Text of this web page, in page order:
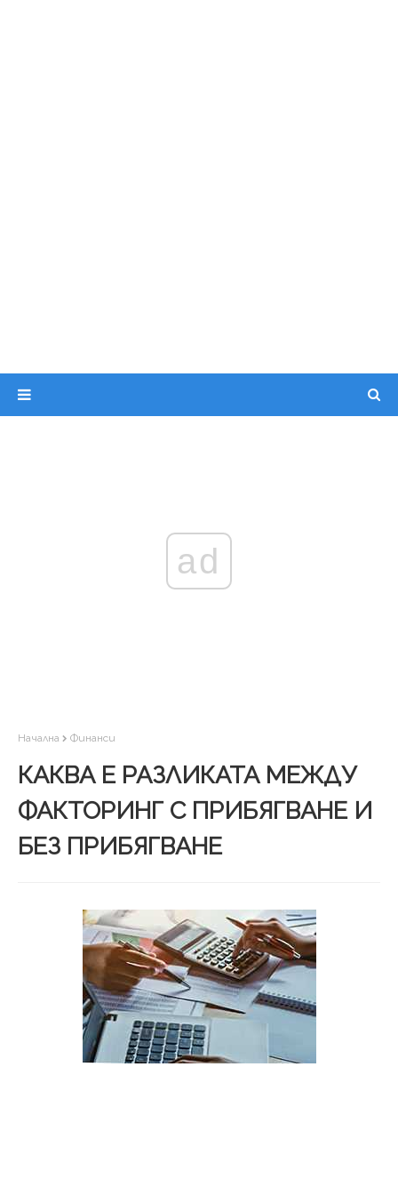
ad
Начална Финанси
КАКВА Е РАЗЛИКАТА МЕЖДУ
ФАКТОРИНГ С ПРИБЯГВАНЕ И
БЕЗ ПРИБЯГВАНЕ